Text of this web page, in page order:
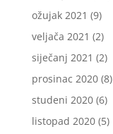
ožujak 2021 (9)
veljača 2021 (2)
siječanj 2021 (2)
prosinac 2020(8)
studeni 2020(6)
listopad 2020(5)